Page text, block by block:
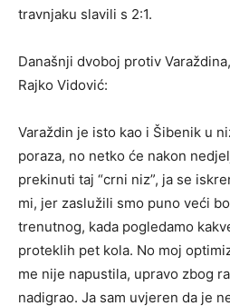
travnjaku slavili s 2:1.
Današnji dvoboj protiv
Rajko Vidović:
Varaždin je isto kao i Šibenik u
poraza, no netko će nakon
prekinuti taj “crni niz”, ja se
mi, jer zaslužili smo puno veći
trenutnog, kada pogledamo
proteklih pet kola. No moj
me nije napustila, upravo zbog
nadigrao. Ja sam uvjeren da je